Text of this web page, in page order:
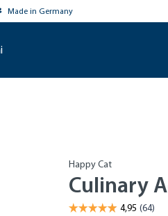
Made in Germany
Happy Cat
Culinary